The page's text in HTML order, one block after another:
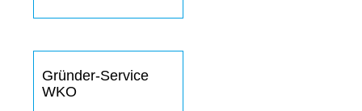
Gründer-Service
WKO